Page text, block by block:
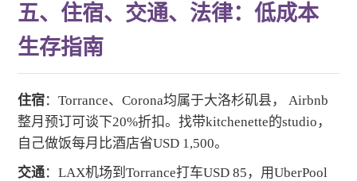
五、住宿、交通、法律：低成本
生存指南
住宿：Torrance、Corona均属于大洛杉矶县， Airbnb
整月预订可谈下20%折扣。找带kitchenette的studio，
自己做饭每月比酒店省USD 1,500。
交通：LAX机场到Torrance打车USD 85，用UberPool